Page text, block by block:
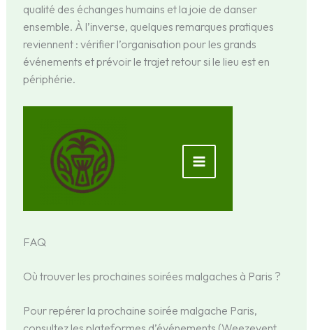
qualité des échanges humains et la joie de danser
ensemble. À l’inverse, quelques remarques pratiques
reviennent : vérifier l’organisation pour les grands
événements et prévoir le trajet retour si le lieu est en
périphérie.
FAQ
Où trouver les prochaines soirées malgaches à Paris ?
Pour repérer la prochaine soirée malgache Paris,